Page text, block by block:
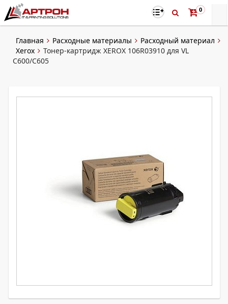
0
Главная Расходные материалы
Расходный материал
Xerox
Тонер-картридж XEROX 106R03910 для VL
C600/C605